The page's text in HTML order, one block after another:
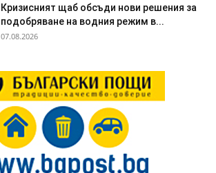
Кризисният щаб обсъди нови решения за
подобряване на водния режим в...
07.08.2026